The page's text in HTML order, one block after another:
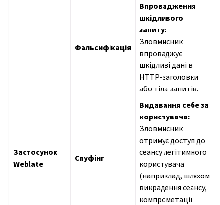
Фальсифікація
Впровадження
шкідливого
запиту:
Зловмисник
впроваджує
шкідливі дані в
HTTP-заголовки
або тіла запитів.
Застосунок
Weblate
Спуфінг
Видавання себе за
користувача:
Зловмисник
отримує доступ до
сеансу легітимного
користувача
(наприклад, шляхом
викрадення сеансу,
компрометації